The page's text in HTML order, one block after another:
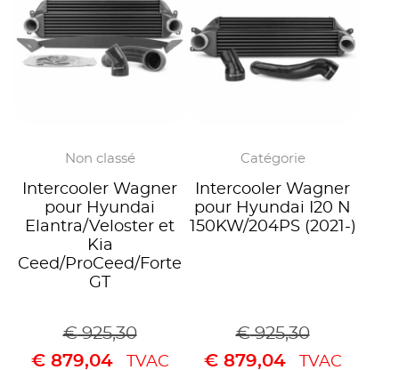
Non classé
Intercooler Wagner
pour Hyundai
Elantra/Veloster et
Kia
Ceed/ProCeed/Forte
GT
€925,30
€879,04 TVAC
Catégorie
Intercooler Wagner
pour Hyundai I20 N
150KW/204PS (2021-)
€925,30
€879,04 TVAC